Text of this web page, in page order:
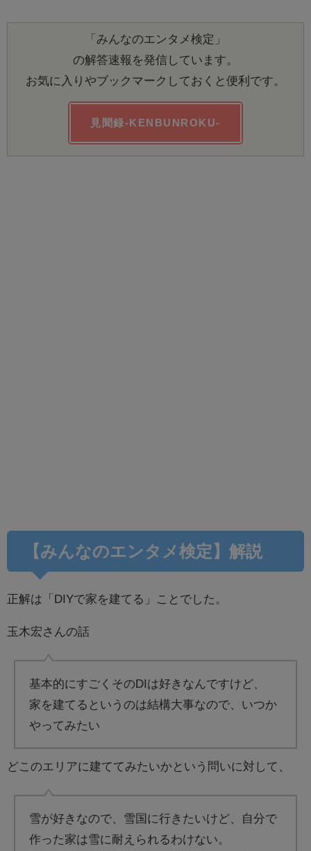
「みんなのエンタメ検定」
の解答速報を発信しています。
お気に入りやブックマークしておくと便利です。
見聞録-KENBUNROKU-
【みんなのエンタメ検定】解説
正解は「DIYで家を建てる」ことでした。
玉木宏さんの話
基本的にすごくそのDIは好きなんですけど、
家を建てるというのは結構大事なので、いつか
やってみたい
どこのエリアに建ててみたいかという問いに対して、
雪が好きなので、雪国に行きたいけど、自分で
作った家は雪に耐えられるわけない。